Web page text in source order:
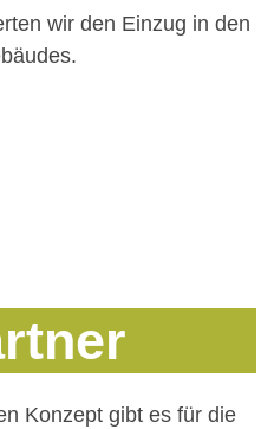
wir den Einzug in den
Konzept gibt es für die